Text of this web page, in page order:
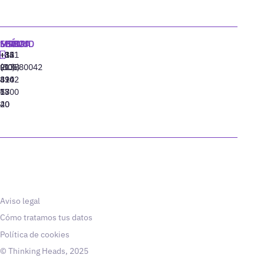
MADRID
+34
91
310
77
40
MIAMI
+1
(305)
424
13
20
SEÚL
+82
(10)
8942
6800
LISBOA
‪+351
213880042
Aviso legal
Cómo tratamos tus datos
Política de cookies
© Thinking Heads, 2025